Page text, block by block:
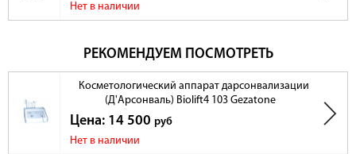
Нет в наличии
РЕКОМЕНДУЕМ ПОСМОТРЕТЬ
Косметологический аппарат дарсонвализации
(Д'Арсонваль) Biolift4 103 Gezatone
Цена: 14 500 руб
Нет в наличии